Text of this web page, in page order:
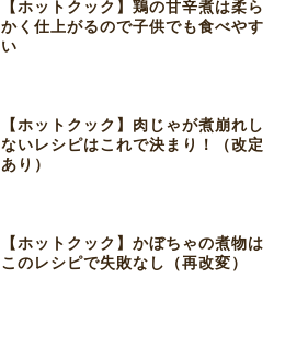
【ホットクック】鶏の甘辛煮は柔ら
かく仕上がるので子供でも食べやす
い
【ホットクック】肉じゃが煮崩れし
ないレシピはこれで決まり！（改定
あり）
【ホットクック】かぼちゃの煮物は
このレシピで失敗なし（再改変）